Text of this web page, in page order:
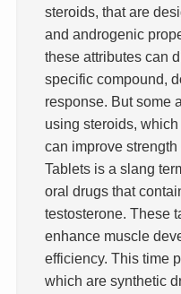
steroids, that are
and androgenic
these attributes can
specific compound,
response. But some
using steroids,
can improve
Tablets is a slang
oral drugs that
testosterone. These
enhance muscle
efficiency. This time
which are synthetic